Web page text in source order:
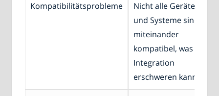
Kompatibilitätsprobleme
Nicht alle Geräte
und Systeme sind
miteinander
kompatibel, was die
Integration
erschweren kann.